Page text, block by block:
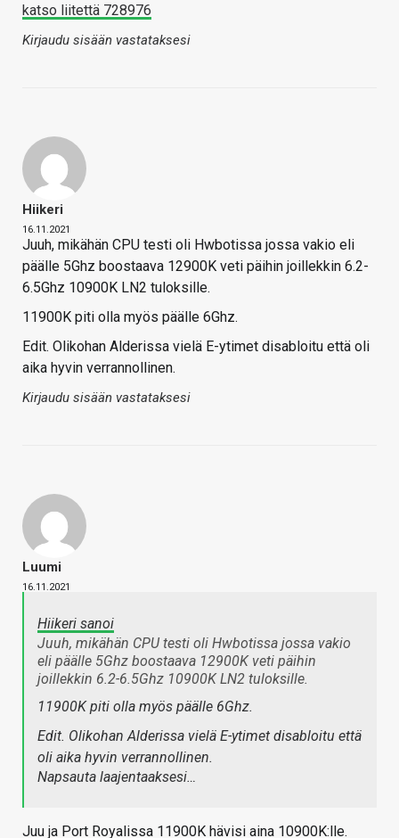
katso liitettä 728976
Kirjaudu sisään vastataksesi
Hiikeri
16.11.2021
Juuh, mikähän CPU testi oli Hwbotissa jossa vakio eli
päälle 5Ghz boostaava 12900K veti päihin joillekkin 6.2-
6.5Ghz 10900K LN2 tuloksille.
11900K piti olla myös päälle 6Ghz.
Edit. Olikohan Alderissa vielä E-ytimet disabloitu että oli
aika hyvin verrannollinen.
Kirjaudu sisään vastataksesi
Luumi
16.11.2021
Hiikeri sanoi
Juuh, mikähän CPU testi oli Hwbotissa jossa vakio
eli päälle 5Ghz boostaava 12900K veti päihin
joillekkin 6.2-6.5Ghz 10900K LN2 tuloksille.
11900K piti olla myös päälle 6Ghz.
Edit. Olikohan Alderissa vielä E-ytimet disabloitu että
oli aika hyvin verrannollinen.
Napsauta laajentaaksesi…
Juu ja Port Royalissa 11900K hävisi aina 10900K:lle.